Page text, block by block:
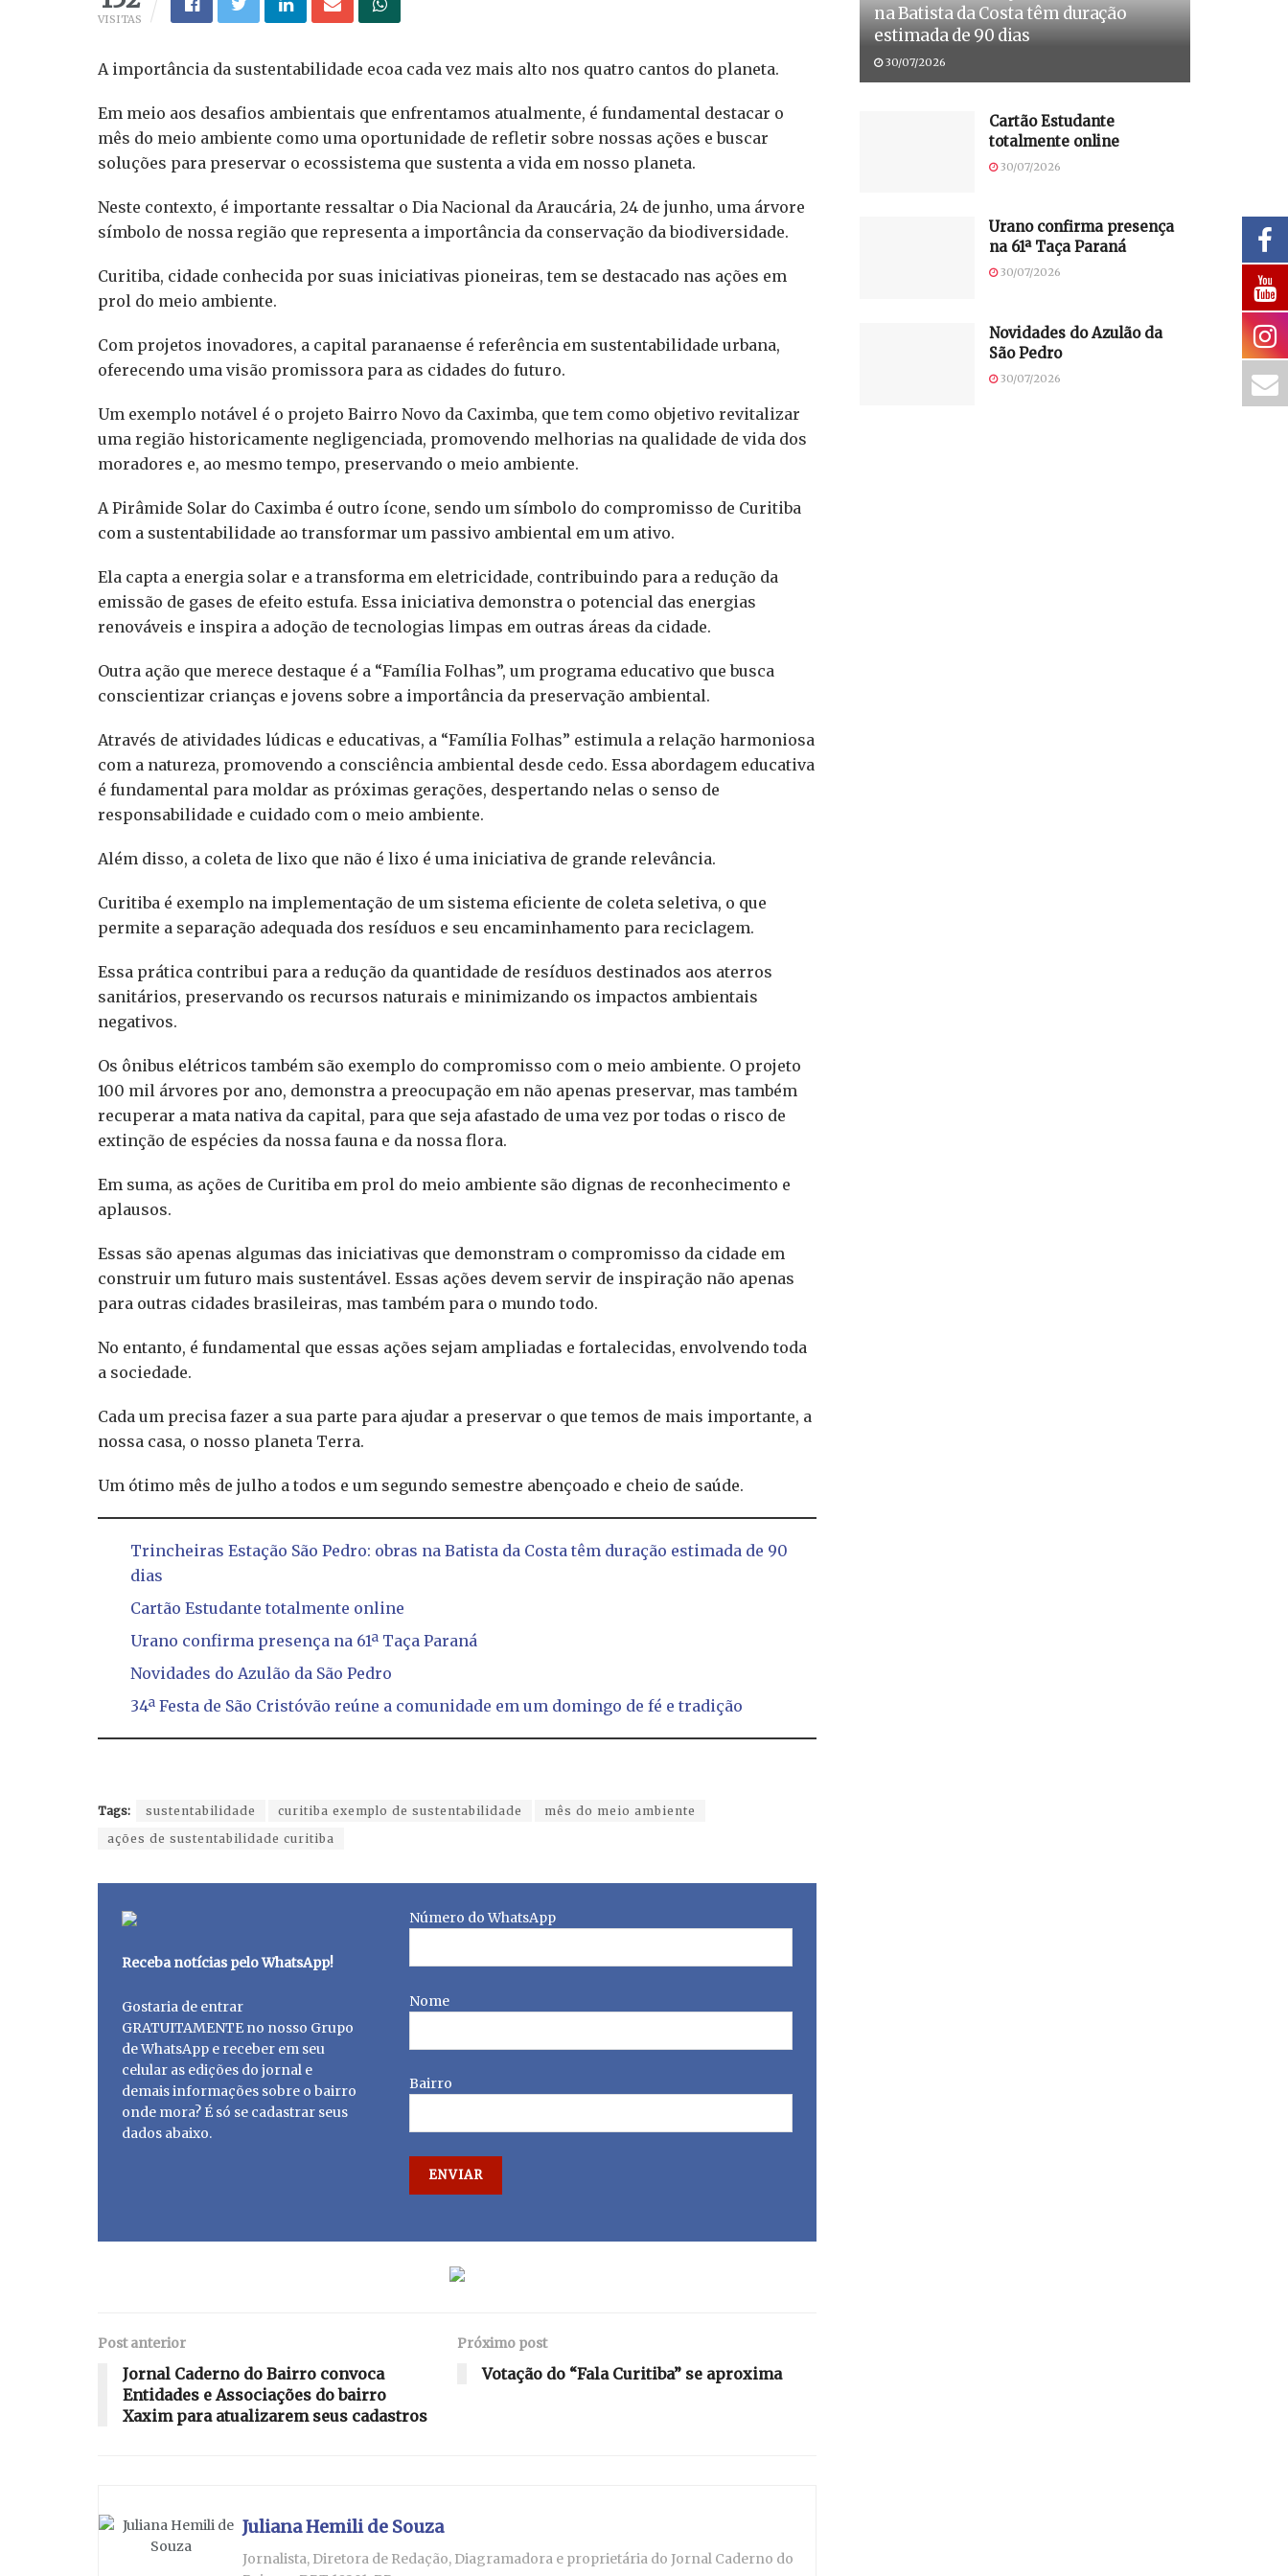
VISITAS
A importância da sustentabilidade ecoa cada vez mais alto nos quatro cantos do planeta.
Em meio aos desafios ambientais que enfrentamos atualmente, é fundamental destacar o
mês do meio ambiente como uma oportunidade de refletir sobre nossas ações e buscar
soluções para preservar o ecossistema que sustenta a vida em nosso planeta.
Neste contexto, é importante ressaltar o Dia Nacional da Araucária, 24 de junho, uma árvore
símbolo de nossa região que representa a importância da conservação da biodiversidade.
Curitiba, cidade conhecida por suas iniciativas pioneiras, tem se destacado nas ações em
prol do meio ambiente.
Com projetos inovadores, a capital paranaense é referência em sustentabilidade urbana,
oferecendo uma visão promissora para as cidades do futuro.
Um exemplo notável é o projeto Bairro Novo da Caximba, que tem como objetivo revitalizar
uma região historicamente negligenciada, promovendo melhorias na qualidade de vida dos
moradores e, ao mesmo tempo, preservando o meio ambiente.
A Pirâmide Solar do Caximba é outro ícone, sendo um símbolo do compromisso de Curitiba
com a sustentabilidade ao transformar um passivo ambiental em um ativo.
Ela capta a energia solar e a transforma em eletricidade, contribuindo para a redução da
emissão de gases de efeito estufa. Essa iniciativa demonstra o potencial das energias
renováveis e inspira a adoção de tecnologias limpas em outras áreas da cidade.
Outra ação que merece destaque é a “Família Folhas”, um programa educativo que busca
conscientizar crianças e jovens sobre a importância da preservação ambiental.
Através de atividades lúdicas e educativas, a “Família Folhas” estimula a relação harmoniosa
com a natureza, promovendo a consciência ambiental desde cedo. Essa abordagem educativa
é fundamental para moldar as próximas gerações, despertando nelas o senso de
responsabilidade e cuidado com o meio ambiente.
Além disso, a coleta de lixo que não é lixo é uma iniciativa de grande relevância.
Curitiba é exemplo na implementação de um sistema eficiente de coleta seletiva, o que
permite a separação adequada dos resíduos e seu encaminhamento para reciclagem.
Essa prática contribui para a redução da quantidade de resíduos destinados aos aterros
sanitários, preservando os recursos naturais e minimizando os impactos ambientais
negativos.
Os ônibus elétricos também são exemplo do compromisso com o meio ambiente. O projeto
100 mil árvores por ano, demonstra a preocupação em não apenas preservar, mas também
recuperar a mata nativa da capital, para que seja afastado de uma vez por todas o risco de
extinção de espécies da nossa fauna e da nossa flora.
Em suma, as ações de Curitiba em prol do meio ambiente são dignas de reconhecimento e
aplausos.
Essas são apenas algumas das iniciativas que demonstram o compromisso da cidade em
construir um futuro mais sustentável. Essas ações devem servir de inspiração não apenas
para outras cidades brasileiras, mas também para o mundo todo.
No entanto, é fundamental que essas ações sejam ampliadas e fortalecidas, envolvendo toda
a sociedade.
Cada um precisa fazer a sua parte para ajudar a preservar o que temos de mais importante, a
nossa casa, o nosso planeta Terra.
Um ótimo mês de julho a todos e um segundo semestre abençoado e cheio de saúde.
Trincheiras Estação São Pedro: obras na Batista da Costa têm duração estimada de 90
dias
Cartão Estudante totalmente online
Urano confirma presença na 61ª Taça Paraná
Novidades do Azulão da São Pedro
34ª Festa de São Cristóvão reúne a comunidade em um domingo de fé e tradição
Tags: sustentabilidade curitiba exemplo de sustentabilidade
mês do meio ambiente
ações de sustentabilidade curitiba
Receba notícias pelo WhatsApp!
Gostaria de entrar
GRATUITAMENTE no nosso Grupo
de WhatsApp e receber em seu
celular as edições do jornal e
demais informações sobre o bairro
onde mora? É só se cadastrar seus
dados abaixo.
Número do WhatsApp
Nome
Bairro
Post anterior
Jornal Caderno do Bairro convoca
Entidades e Associações do bairro
Xaxim para atualizarem seus cadastros
Próximo post
Votação do “Fala Curitiba” se aproxima
Juliana Hemili de Souza
Jornalista, Diretora de Redação, Diagramadora e proprietária do Jornal Caderno do
na Batista da Costa têm duração
estimada de 90 dias
30/07/2026
Cartão Estudante
totalmente online
30/07/2026
Urano confirma presença
na 61ª Taça Paraná
30/07/2026
Novidades do Azulão da
São Pedro
30/07/2026